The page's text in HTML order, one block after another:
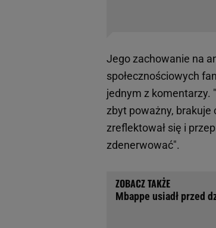
Jego zachowanie na
społecznościowych
jednym z komentarzy.
zbyt poważny, brakuje
zreflektował się i
zdenerwować".
Mbappe usiadł przed